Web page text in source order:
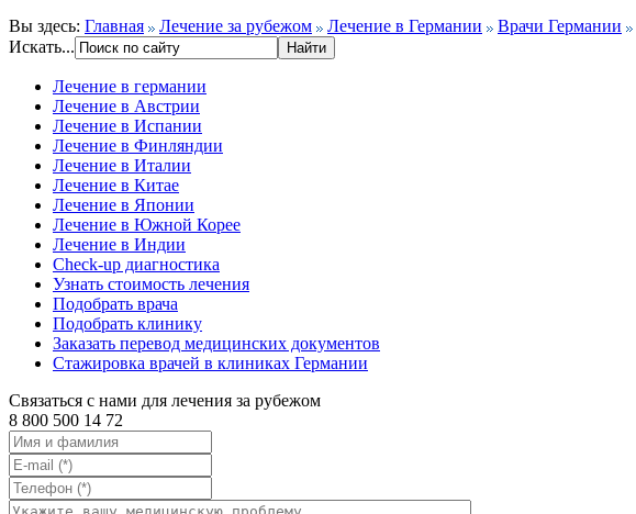
Вы здесь: Главная Лечение за рубежом Лечение в Германии Врачи Германии
Искать...
Лечение в германии
Лечение в Австрии
Лечение в Испании
Лечение в Финляндии
Лечение в Италии
Лечение в Китае
Лечение в Японии
Лечение в Южной Корее
Лечение в Индии
Check-up диагностика
Узнать стоимость лечения
Подобрать врача
Подобрать клинику
Заказать перевод медицинских документов
Стажировка врачей в клиниках Германии
Связаться с нами для лечения за рубежом
8 800 500 14 72